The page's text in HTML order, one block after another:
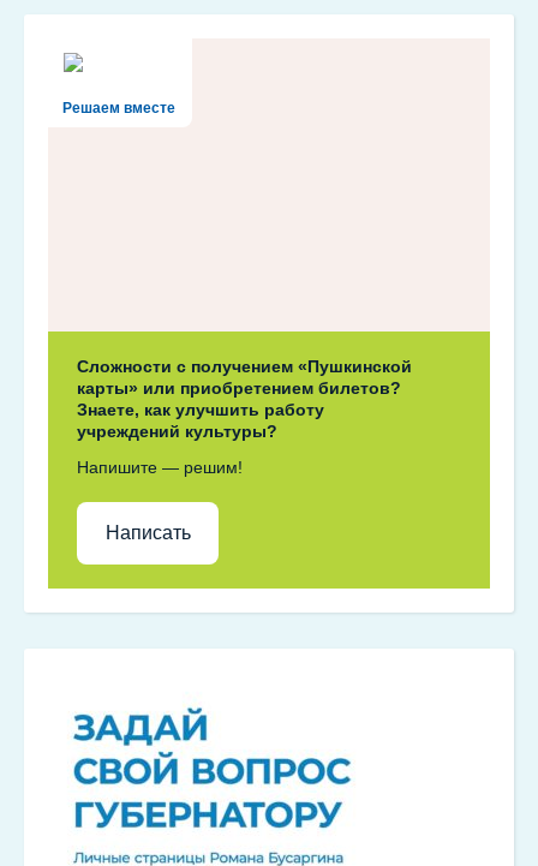
Решаем вместе
Сложности с получением «Пушкинской
карты» или приобретением билетов?
Знаете, как улучшить работу
учреждений культуры?
Напишите — решим!
Написать